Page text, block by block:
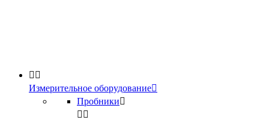
 
Измерительное оборудование
Пробники
 